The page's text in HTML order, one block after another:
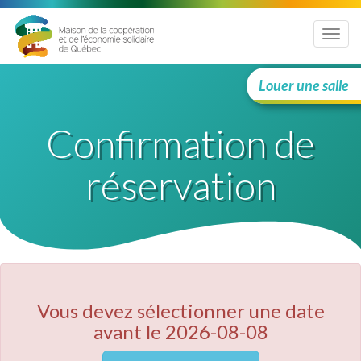
Menu
Louer une salle
Confirmation de
réservation
Vous devez sélectionner une date
avant le 2026-08-08